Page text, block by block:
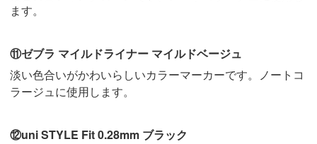
ます。
⑪ゼブラ マイルドライナー マイルドベージュ
淡い色合いがかわいらしいカラーマーカーです。ノートコ
ラージュに使用します。
⑫uni STYLE Fit 0.28mm ブラック